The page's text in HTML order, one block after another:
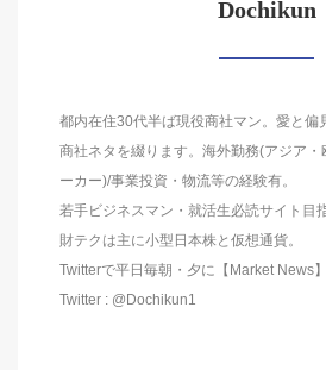
Dochikun
都内在住30代半ば現役商社マン。愛と偏
商社ネタを綴ります。海外勤務(アジア・
ーカー)/事業投資・物流等の経験有。
若手ビジネスマン・就活生必読サイト目
財テクは主に小型日本株と仮想通貨。
Twitterで平日毎朝・夕に【Market News】
Twitter : @Dochikun1